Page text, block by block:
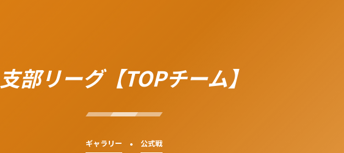
支部リーグ【TOPチーム】
ギャラリー 公式戦